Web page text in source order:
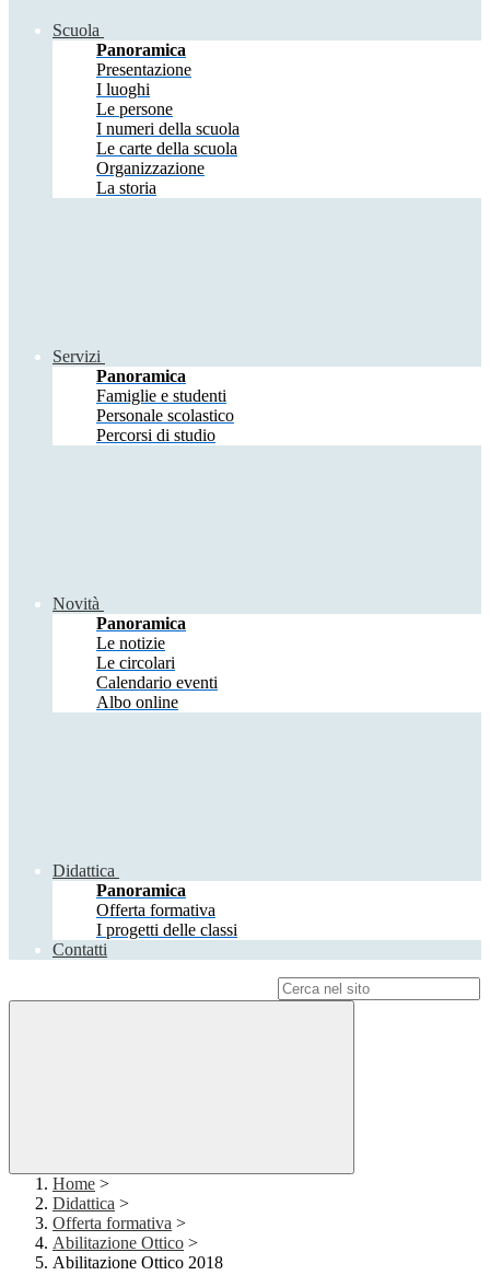
Scuola
Panoramica
Presentazione
I luoghi
Le persone
I numeri della scuola
Le carte della scuola
Organizzazione
La storia
Servizi
Panoramica
Famiglie e studenti
Personale scolastico
Percorsi di studio
Novità
Panoramica
Le notizie
Le circolari
Calendario eventi
Albo online
Didattica
Panoramica
Offerta formativa
I progetti delle classi
Contatti
Home >
Didattica >
Offerta formativa >
Abilitazione Ottico >
Abilitazione Ottico 2018